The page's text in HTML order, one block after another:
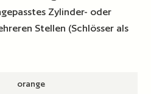
Zylinder- oder
Stellen (Schlösser als
orange